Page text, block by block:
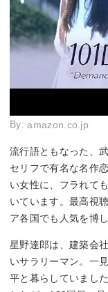
By:amazon.co.jp
流行語ともなった、
セリフで有名な名作
い女性に、フラれて
いています。最高視
ア各国でも人気を博
星野達郎は、建築会
いサラリーマン。一
平と暮らしていまし